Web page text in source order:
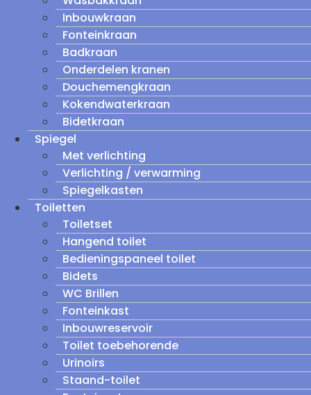
Inbouwkraan
Fonteinkraan
Badkraan
Onderdelen kranen
Douchemengkraan
Kokendwaterkraan
Bidetkraan
Spiegel
Met verlichting
Verlichting / verwarming
Spiegelkasten
Toiletten
Toiletset
Hangend toilet
Bedieningspaneel toilet
Bidets
WC Brillen
Fonteinkast
Inbouwreservoir
Toilet toebehorende
Urinoirs
Staand-toilet